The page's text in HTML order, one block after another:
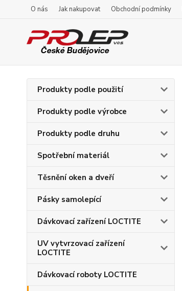
O nás Jak nakupovat Obchodní podmínky
Produkty podle použití
Produkty podle výrobce
Produkty podle druhu
Spotřební materiál
Těsnění oken a dveří
Pásky samolepící
Dávkovací zařízení LOCTITE
UV vytvrzovací zařízení
LOCTITE
Dávkovací roboty LOCTITE